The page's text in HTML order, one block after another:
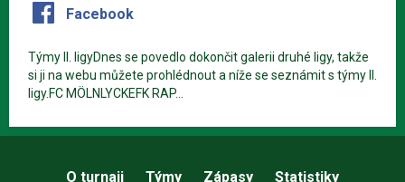
Facebook
Týmy II. ligyDnes se povedlo dokončit galerii druhé ligy, takže
si ji na webu můžete prohlédnout a níže se seznámit s týmy II.
ligy.FC MÖLNLYCKEFK RAP...
O turnaji Týmy Zápasy Statistiky